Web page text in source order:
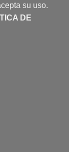
su uso.
DE